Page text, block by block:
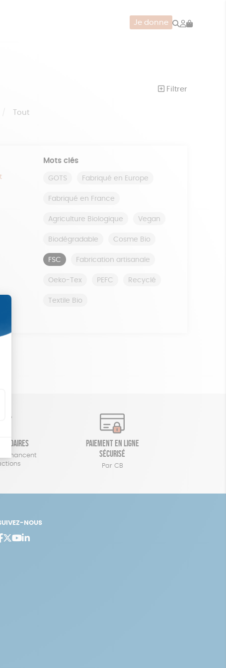
Je donne Rechercher
Mon
Filtrer
Tout
Mots clés
GOTS Fabriqué en Europe
Fabriqué en France
Agriculture Biologique Vegan
Biodégradable Cosme Bio
FSC Fabrication artisanale
Oeko-Tex PEFC Recyclé
Textile Bio
solidaires
financent
Paiement en ligne
sécurisé
Par CB
NOUS